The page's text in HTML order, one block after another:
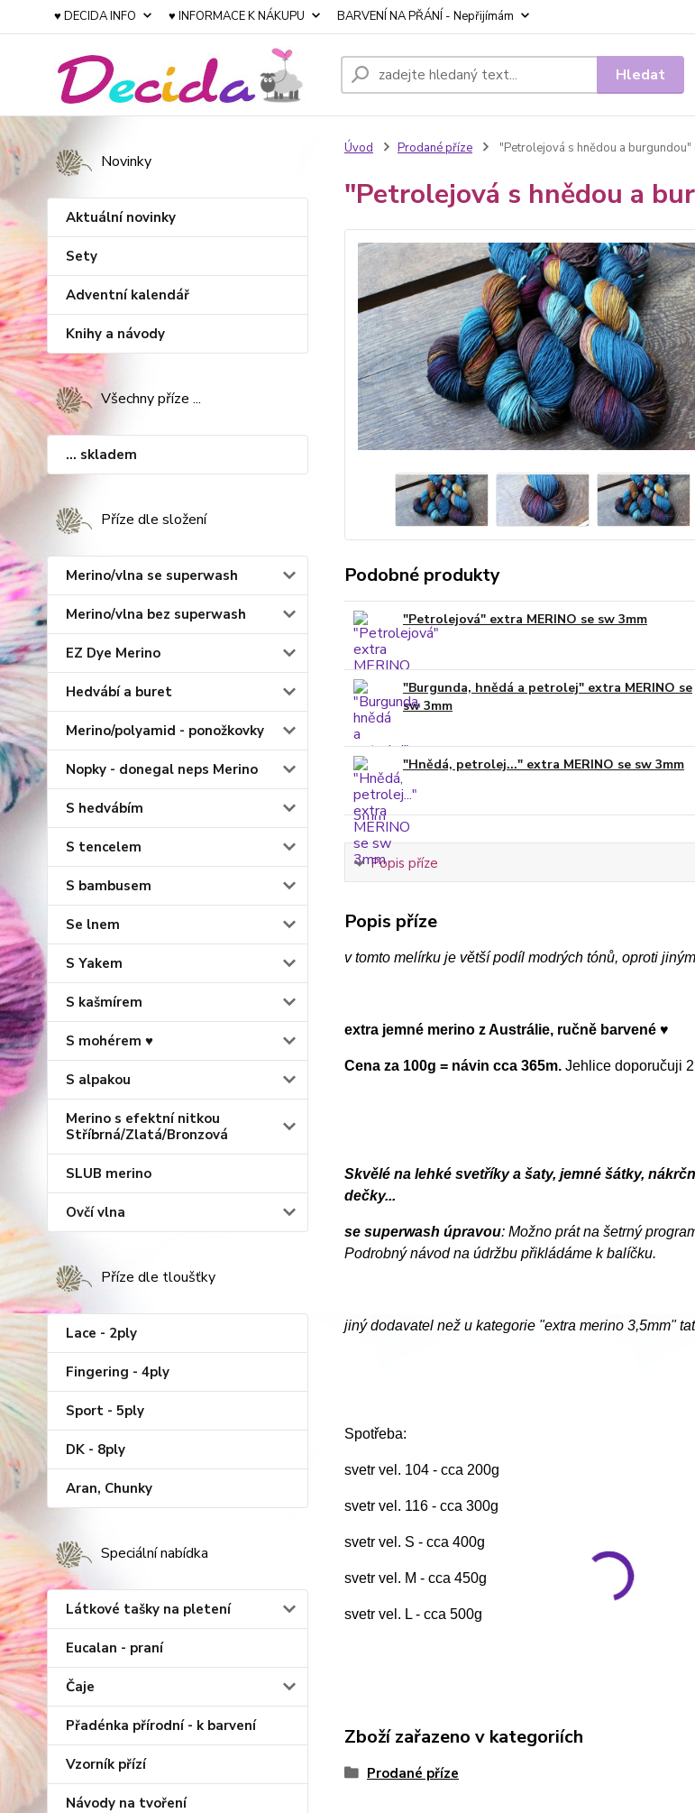
♥ DECIDA INFO ♥ INFORMACE K NÁKUPU BARVENÍ NA PŘÁNÍ - Nepřijímám
Hledat
Novinky
Aktuální novinky
Sety
Adventní kalendář
Knihy a návody
Všechny příze ...
... skladem
Příze dle složení
Merino/vlna se superwash
Merino/vlna bez superwash
EZ Dye Merino
Hedvábí a buret
Merino/polyamid - ponožkovky
Nopky - donegal neps Merino
S hedvábím
S tencelem
S bambusem
Se lnem
S Yakem
S kašmírem
S mohérem ♥
S alpakou
Merino s efektní nitkou
Stříbrná/Zlatá/Bronzová
SLUB merino
Ovčí vlna
Příze dle tloušťky
Lace - 2ply
Fingering - 4ply
Sport - 5ply
DK - 8ply
Aran, Chunky
Speciální nabídka
Látkové tašky na pletení
Eucalan - praní
Čaje
Přadénka přírodní - k barvení
Vzorník přízí
Návody na tvoření
Úvod Prodané příze "Petrolejová s hnědou a burgundou"
"Petrolejová s hnědou a
Podobné produkty
"Petrolejová" extra MERINO se sw 3mm
"Burgunda, hnědá a petrolej" extra MERINO se
sw 3mm
"Hnědá, petrolej..." extra MERINO se sw 3mm
Popis příze
Popis příze
v tomto melírku je větší podíl modrých tónů, oproti
extra jemné merino z Austrálie, ručně barvené ♥
Cena za 100g = návin cca 365m.Jehlice doporučuji
Skvělé na lehké svetříky a šaty, jemné šátky,
dečky...
se superwash úpravou: Možno prát na šetrný
Podrobný návod na údržbu přikládáme k balíčku.
jiný dodavatel než u kategorie "extra merino 3,5mm"
Spotřeba:
svetr vel. 104 - cca 200g
svetr vel. 116 - cca 300g
svetr vel. S - cca 400g
svetr vel. M - cca 450g
svetr vel. L - cca 500g
Zboží zařazeno v kategoriích
Prodané příze